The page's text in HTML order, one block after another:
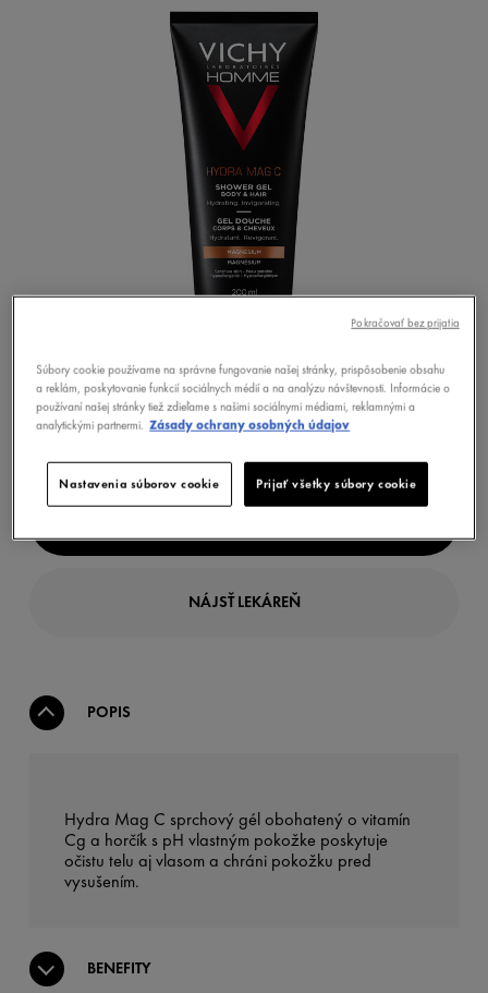
NÁJSŤ LEKÁREŇ
POPIS
Hydra Mag C sprchový gél obohatený o vitamín
Cg a horčík s pH vlastným pokožke poskytuje
očistu telu aj vlasom a chráni pokožku pred
vysušením.
BENEFITY
Súbory cookie používame na správne fungovanie našej stránky, prispôsobenie obsahu
a reklám, poskytovanie funkcií sociálnych médií a na analýzu návštevnosti. Informácie o
používaní našej stránky tiež zdieľame s našimi sociálnymi médiami, reklamnými a
analytickými partnermi. Zásady ochrany osobných údajov
Nastavenia súborov cookie Prijať všetky súbory cookie
Pokračovať bez prijatia